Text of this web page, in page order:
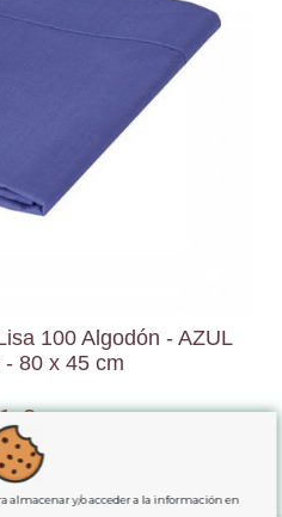
100 Algodón - AZUL
80 x 45 cm
€
al carrito
almacenar y/o acceder a la información en